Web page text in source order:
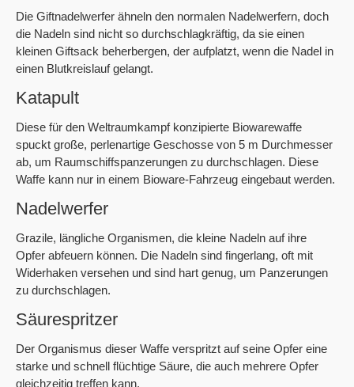
Die Giftnadelwerfer ähneln den normalen Nadelwerfern, doch
die Nadeln sind nicht so durchschlagkräftig, da sie einen
kleinen Giftsack beherbergen, der aufplatzt, wenn die Nadel in
einen Blutkreislauf gelangt.
Katapult
Diese für den Weltraumkampf konzipierte Biowarewaffe
spuckt große, perlenartige Geschosse von 5 m Durchmesser
ab, um Raumschiffspanzerungen zu durchschlagen. Diese
Waffe kann nur in einem Bioware-Fahrzeug eingebaut werden.
Nadelwerfer
Grazile, längliche Organismen, die kleine Nadeln auf ihre
Opfer abfeuern können. Die Nadeln sind fingerlang, oft mit
Widerhaken versehen und sind hart genug, um Panzerungen
zu durchschlagen.
Säurespritzer
Der Organismus dieser Waffe verspritzt auf seine Opfer eine
starke und schnell flüchtige Säure, die auch mehrere Opfer
gleichzeitig treffen kann.